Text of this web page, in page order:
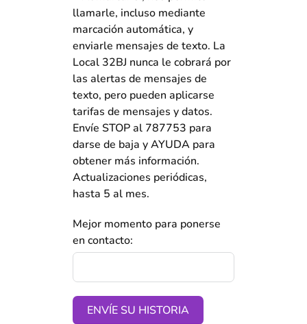
llamarle, incluso mediante
marcación automática, y
enviarle mensajes de texto. La
Local 32BJ nunca le cobrará por
las alertas de mensajes de
texto, pero pueden aplicarse
tarifas de mensajes y datos.
Envíe STOP al 787753 para
darse de baja y AYUDA para
obtener más información.
Actualizaciones periódicas,
hasta 5 al mes.
Mejor momento para ponerse
en contacto:
ENVÍE SU HISTORIA